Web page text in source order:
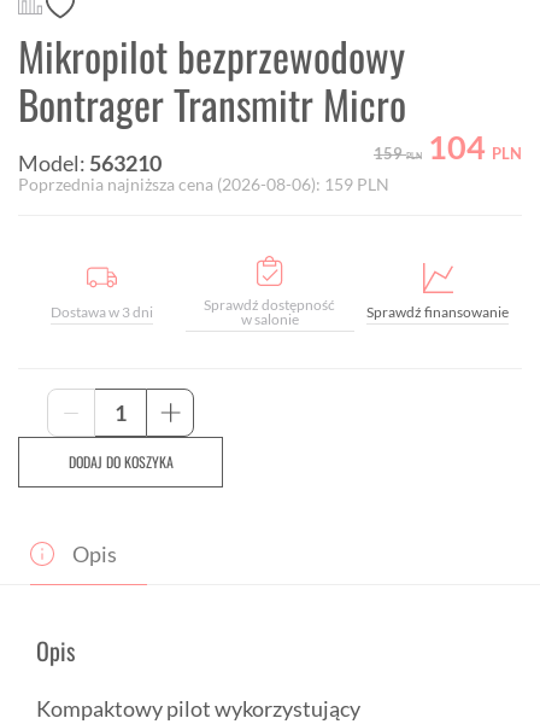
Mikropilot bezprzewodowy
Bontrager Transmitr Micro
Model: 563210 159PLN 104 PLN
Poprzednia najniższa cena (2026-08-06): 159 PLN
Dostawa w 3 dni
Sprawdź dostępność
w salonie
Sprawdź finansowanie
-
ilość
Mikropilot
Bontrager
Transmitr
+
DODAJ DO KOSZYKA
Opis
Opis
Kompaktowy pilot wykorzystujący